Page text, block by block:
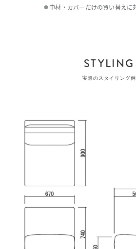
● 中材・カバーだけの買い替えに
STYLING
実際のスタイリング例